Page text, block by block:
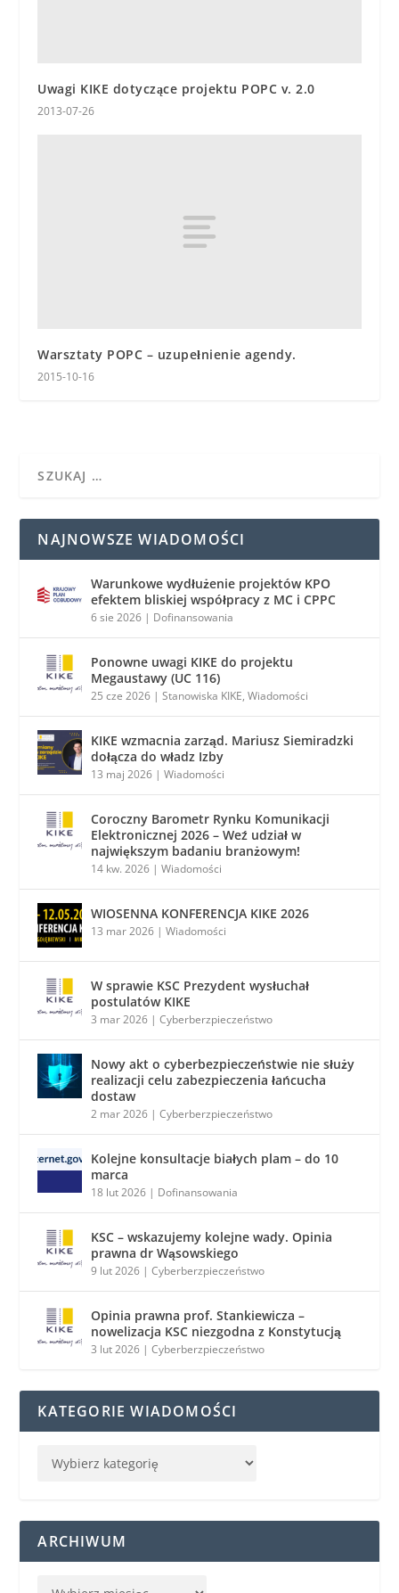
Uwagi KIKE dotyczące projektu POPC v. 2.0
2013-07-26
Warsztaty POPC – uzupełnienie agendy.
2015-10-16
NAJNOWSZE WIADOMOŚCI
Warunkowe wydłużenie projektów KPO
efektem bliskiej współpracy z MC i CPPC
6 sie 2026 | Dofinansowania
Ponowne uwagi KIKE do projektu
Megaustawy (UC 116)
25 cze 2026 |Stanowiska KIKE,Wiadomości
KIKE wzmacnia zarząd. Mariusz Siemiradzki
dołącza do władz Izby
13 maj 2026 |Wiadomości
Coroczny Barometr Rynku Komunikacji
Elektronicznej 2026 – Weź udział w
największym badaniu branżowym!
14 kw. 2026 |Wiadomości
WIOSENNA KONFERENCJA KIKE 2026
13 mar 2026 |Wiadomości
W sprawie KSC Prezydent wysłuchał
postulatów KIKE
3 mar 2026 |Cyberberzpieczeństwo
Nowy akt o cyberbezpieczeństwie nie służy
realizacji celu zabezpieczenia łańcucha
dostaw
2 mar 2026 |Cyberberzpieczeństwo
Kolejne konsultacje białych plam – do 10
marca
18 lut 2026 | Dofinansowania
KSC – wskazujemy kolejne wady. Opinia
prawna dr Wąsowskiego
9 lut 2026 |Cyberberzpieczeństwo
Opinia prawna prof. Stankiewicza –
nowelizacja KSC niezgodna z Konstytucją
3 lut 2026 |Cyberberzpieczeństwo
KATEGORIE WIADOMOŚCI
ARCHIWUM